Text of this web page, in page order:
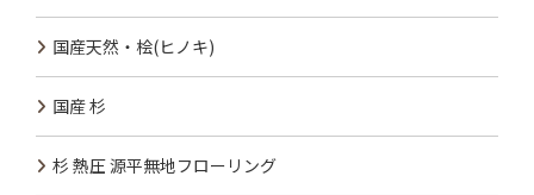
国産天然・桧(ヒノキ)
国産 杉
杉 熱圧 源平無地フローリング